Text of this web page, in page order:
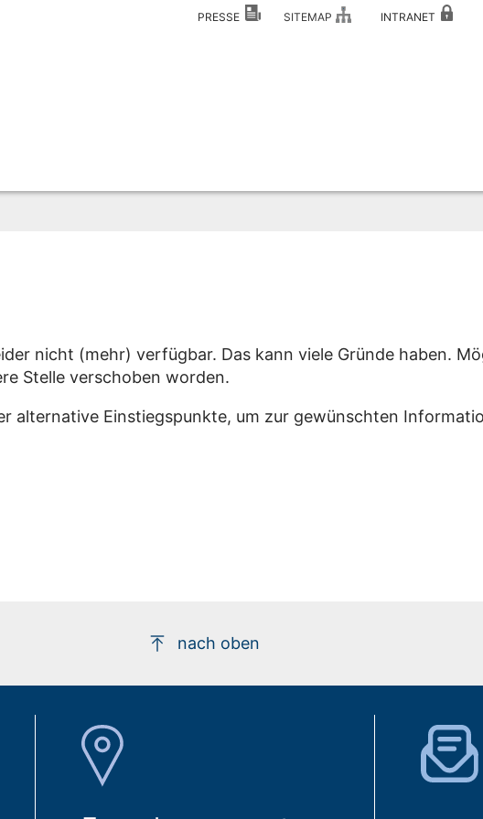
PRESSE SITEMAP INTRANET
nicht (mehr) verfügbar. Das kann viele Gründe haben.
Stelle verschoben worden.
alternative Einstiegspunkte, um zur gewünschten
nach oben